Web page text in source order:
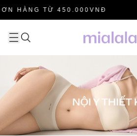
HÀNG TỪ 450.000VNĐ